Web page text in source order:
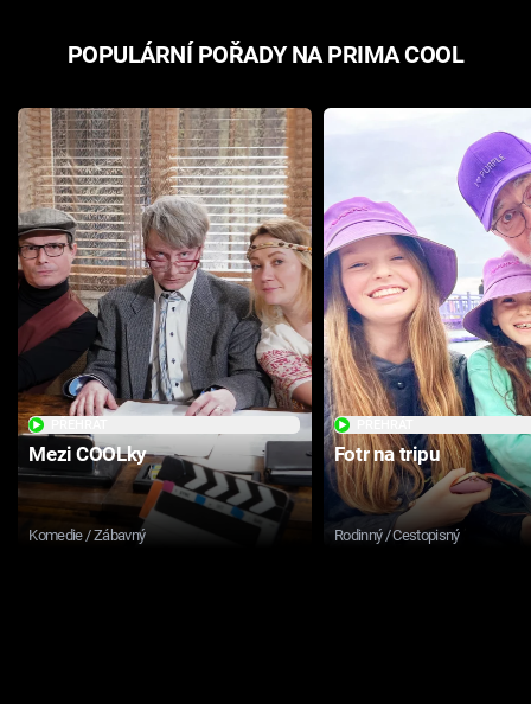
POPULÁRNÍ POŘADY NA PRIMA COOL
Mezi COOLky
Komedie / Zábavný
Fotr na tripu
Rodinný / Cestopisný